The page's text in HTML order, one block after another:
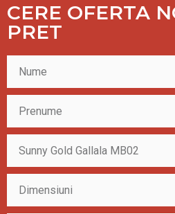
CERE OFERTA
PRET